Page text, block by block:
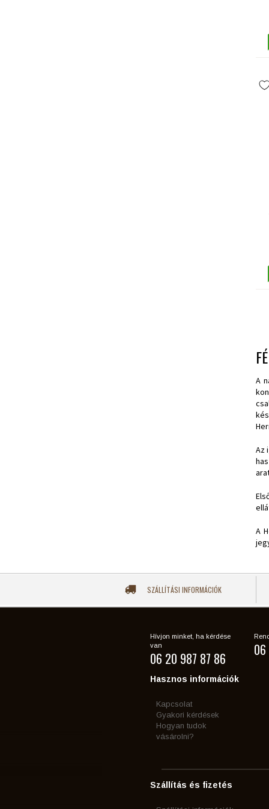
A
Az
A
SZÁLLÍTÁSI INFORMÁCIÓK
Hívjon minket, ha kérdése
van
06 20 987 87 86
Hasznos információk
Kapcsolat
Gyakori kérdések
Hogyan tudok
vásárolni?
Szállítás és fizetés